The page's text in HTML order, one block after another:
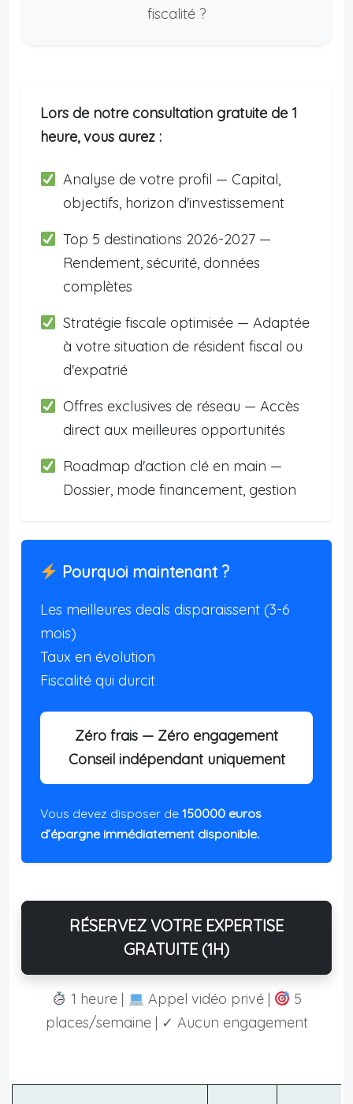
fiscalité ?
Lors de notre consultation gratuite de 1
heure, vous aurez :
Analyse de votre profil — Capital,
objectifs, horizon d'investissement
Top 5 destinations 2026-2027 —
Rendement, sécurité, données
complètes
Stratégie fiscale optimisée — Adaptée
à votre situation de résident fiscal ou
d'expatrié
Offres exclusives de réseau — Accès
direct aux meilleures opportunités
Roadmap d'action clé en main —
Dossier, mode financement, gestion
Pourquoi maintenant ?
Les meilleures deals disparaissent (3-6
mois)
Taux en évolution
Fiscalité qui durcit
Zéro frais — Zéro engagement
Conseil indépendant uniquement
Vous devez disposer de 150000 euros
d’épargne immédiatement disponible.
RÉSERVEZ VOTRE EXPERTISE
GRATUITE (1H)
1 heure | Appel vidéo privé |
5
places/semaine | ✓ Aucun engagement